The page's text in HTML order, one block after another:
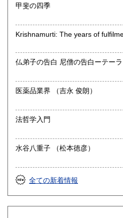
甲斐の四季
Krishnamurti: The years of
仏弟子の告白 尼僧の告白ーテー
医薬品業界 （吉永 俊朗）
法哲学入門
水谷八重子 （松本徳彦）
全ての新着情報